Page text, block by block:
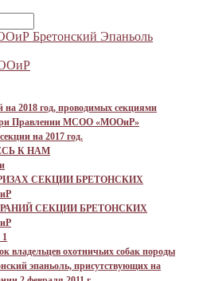
Бретонский Эпаньоль
2018 год, проводимых секциями
Правлении МСОО «МООиР»
на 2017 год.
К НАМ
СЕКЦИИ БРЕТОНСКИХ
СЕКЦИИ БРЕТОНСКИХ
владельцев охотничьих собак породы
эпаньоль, присутствующих на